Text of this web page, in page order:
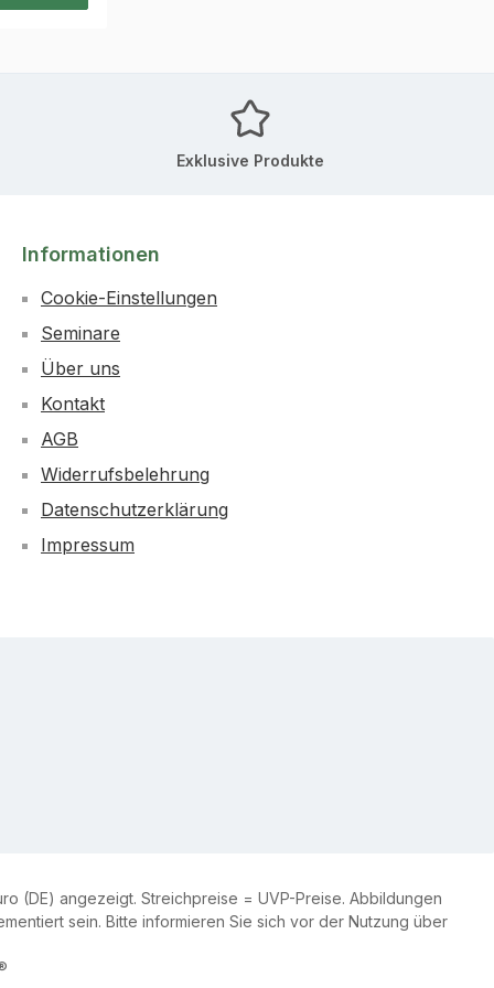
Exklusive Produkte
Informationen
Cookie-Einstellungen
Seminare
Über uns
Kontakt
AGB
Widerrufsbelehrung
Datenschutzerklärung
Impressum
(DE) angezeigt. Streichpreise = UVP-Preise. Abbildungen
sein. Bitte informieren Sie sich vor der Nutzung über